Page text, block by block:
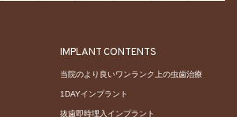
IMPLANT CONTENTS
当院のより良いワンランク上の虫歯治療
1DAYインプラント
抜歯即時埋入インプラント